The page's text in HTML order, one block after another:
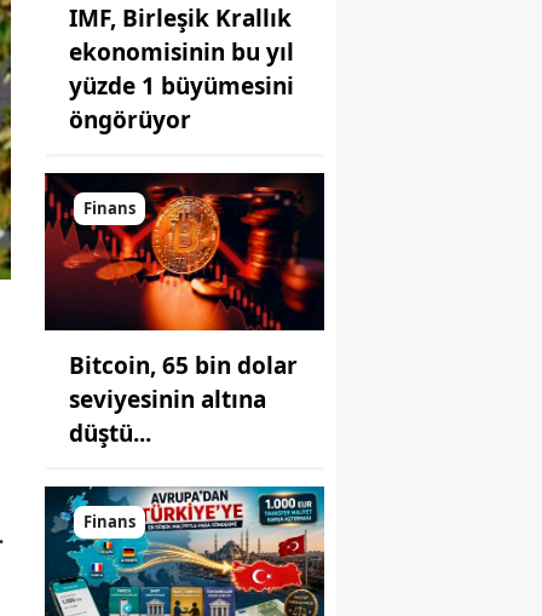
IMF, Birleşik Krallık
ekonomisinin bu yıl
yüzde 1 büyümesini
öngörüyor
Finans
Bitcoin, 65 bin dolar
seviyesinin altına
düştü...
Finans